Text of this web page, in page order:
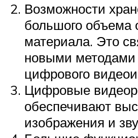
Возможности
большого объема
материала. Это
новыми методами
цифрового
Цифровые
обеспечивают
изображения и